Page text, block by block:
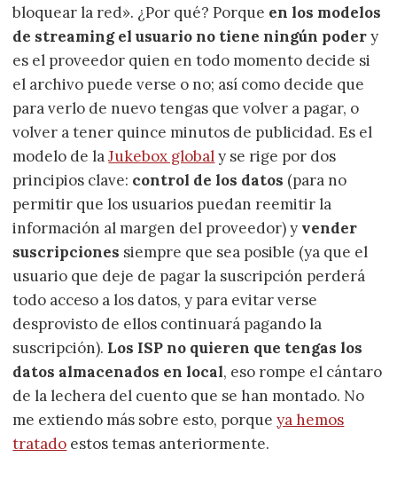
bloquear la red». ¿Por qué? Porque en los modelos
de streaming el usuario no tiene ningún podery
es el proveedor quien en todo momento decide si
el archivo puede verse o no; así como decide que
para verlo de nuevo tengas que volver a pagar, o
volver a tener quince minutos de publicidad. Es el
modelo de laJukebox globaly se rige por dos
principios clave: control de los datos (para no
permitir que los usuarios puedan reemitir la
información al margen del proveedor) y vender
suscripciones siempre que sea posible (ya que el
usuario que deje de pagar la suscripción perderá
todo acceso a los datos, y para evitar verse
desprovisto de ellos continuará pagando la
suscripción). Los ISP no quieren que tengas los
datos almacenados en local, eso rompe el cántaro
de la lechera del cuento que se han montado. No
me extiendo más sobre esto, porqueya hemos
tratado estos temas anteriormente.